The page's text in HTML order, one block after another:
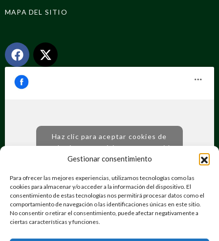
Gestionar consentimiento
Para ofrecer las mejores experiencias, utilizamos tecnologías como las
cookies para almacenar y/o acceder a la información del dispositivo. El
consentimiento de estas tecnologías nos permitirá procesar datos como el
comportamiento de navegación o las identificaciones únicas en este sitio.
No consentir o retirar el consentimiento, puede afectar negativamente a
ciertas características y funciones.
MAPA DEL SITIO
Haz clic para aceptar cookies de
marketing y permitir este contenido